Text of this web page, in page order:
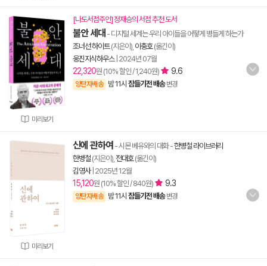
미리보기
[나도서점주인] 정재승의 서점 추천 도서
불안 세대 - 디지털 세계는 우리 아이들을 어떻게 병들게 하는가
조너선 하이트(지은이), 이충호(옮긴이)
웅진지식하우스| 2024년 07월
22,320원 (10% 할인 / 1,240원) 9.6
양탄자배송 밤 11시 잠들기전 배송 변경
미리보기
신에 관하여 - 시몬 베유와의 대화-한병철 라이브러리
한병철 (지은이), 전대호(옮긴이)
김영사| 2025년 12월
15,120원 (10% 할인 / 840원) 9.3
양탄자배송 밤 11시 잠들기전 배송 변경